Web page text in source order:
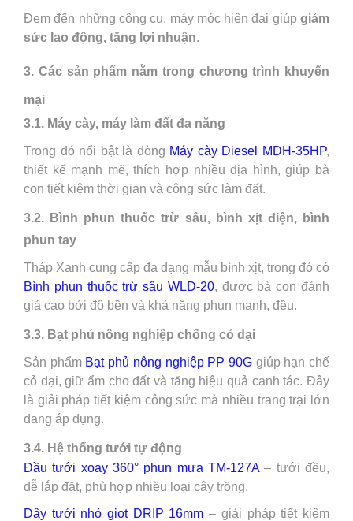
Đem đến những công cụ, máy móc hiện đại giúp giảm
sức lao động, tăng lợi nhuận.
3. Các sản phẩm nằm trong chương trình khuyến
mại
3.1. Máy cày, máy làm đất đa năng
Trong đó nổi bật là dòng Máy cày Diesel MDH-35HP,
thiết kế mạnh mẽ, thích hợp nhiều địa hình, giúp bà
con tiết kiệm thời gian và công sức làm đất.
3.2. Bình phun thuốc trừ sâu, bình xịt điện, bình
phun tay
Tháp Xanh cung cấp đa dạng mẫu bình xịt, trong đó có
Bình phun thuốc trừ sâu WLD-20, được bà con đánh
giá cao bởi độ bền và khả năng phun mạnh, đều.
3.3. Bạt phủ nông nghiệp chống cỏ dại
Sản phẩm Bạt phủ nông nghiệp PP 90Ggiúp hạn chế
cỏ dại, giữ ẩm cho đất và tăng hiệu quả canh tác. Đây
là giải pháp tiết kiệm công sức mà nhiều trang trại lớn
đang áp dụng.
3.4. Hệ thống tưới tự động
Đầu tưới xoay 360° phun mưa TM-127A– tưới đều,
dễ lắp đặt, phù hợp nhiều loại cây trồng.
Dây tưới nhỏ giọt DRIP 16mm – giải pháp tiết kiệm